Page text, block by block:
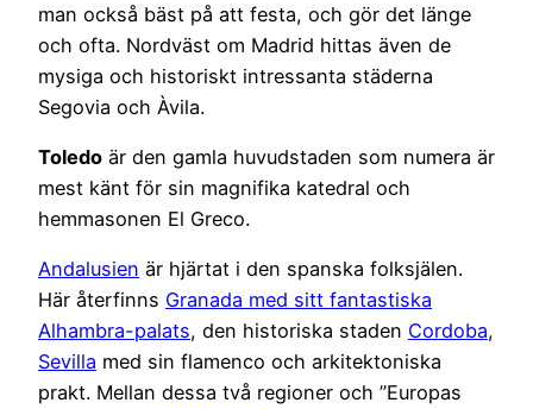
man också bäst på att festa, och gör det länge
och ofta. Nordväst om Madrid hittas även de
mysiga och historiskt intressanta städerna
Segovia och Àvila.
Toledo är den gamla huvudstaden som numera är
mest känt för sin magnifika katedral och
hemmasonen El Greco.
Andalusien är hjärtat i den spanska folksjälen.
Här återfinns Granada med sitt fantastiska
Alhambra-palats, den historiska staden Cordoba,
Sevilla med sin flamenco och arkitektoniska
prakt. Mellan dessa två regioner och ”Europas